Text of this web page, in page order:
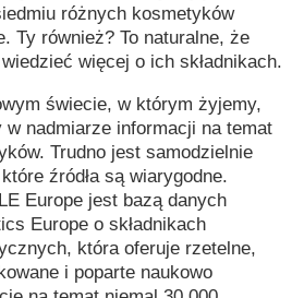
różnych kosmetyków
Ty również? To naturalne, że
więcej o ich składnikach.
świecie, w którym żyjemy,
w nadmiarze informacji na temat
Trudno jest samodzielnie
źródła są wiarygodne.
Europe jest bazą danych
Europe o składnikach
która oferuje rzetelne,
i poparte naukowo